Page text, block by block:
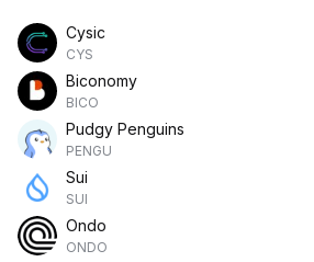
Cysic
CYS
Biconomy
BICO
Pudgy Penguins
PENGU
Sui
SUI
Ondo
ONDO